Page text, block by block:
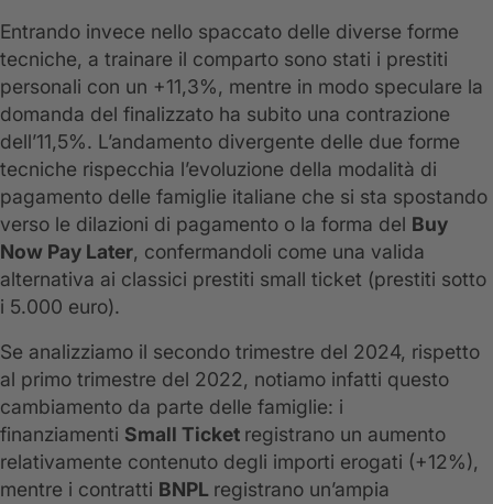
Entrando invece nello spaccato delle diverse forme
tecniche, a trainare il comparto sono stati i prestiti
personali con un +11,3%, mentre in modo speculare la
domanda del finalizzato ha subito una contrazione
dell’11,5%. L’andamento divergente delle due forme
tecniche rispecchia l’evoluzione della modalità di
pagamento delle famiglie italiane che si sta spostando
verso le dilazioni di pagamento o la forma del Buy
Now Pay Later, confermandoli come una valida
alternativa ai classici prestiti small ticket (prestiti sotto
i 5.000 euro).
Se analizziamo il secondo trimestre del 2024, rispetto
al primo trimestre del 2022, notiamo infatti questo
cambiamento da parte delle famiglie: i
finanziamenti Small Ticket registrano un aumento
relativamente contenuto degli importi erogati (+12%),
mentre i contratti BNPL registrano un’ampia